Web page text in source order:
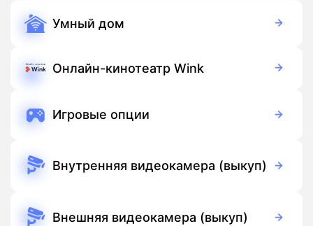
Умный дом
Подписка 900 руб./мес
Онлайн-кинотеатр Wink
Подписка
Игровые опции
Внутренняя видеокамера (выкуп)
Подписка
Внешняя видеокамера (выкуп)